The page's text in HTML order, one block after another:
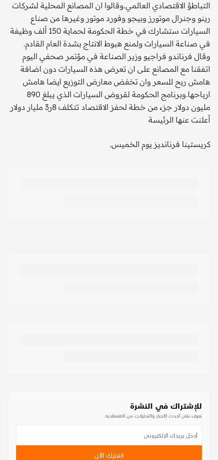
التباطؤ الاقتصادي العالمي.وقالوا ان المصانع المحلية لشركات
رينو وجنرال موتورز وبيجو وفورد موتور وغيرها من صناع
السيارات ستشارك في خطة الحكومة لحماية 150 ألف وظيفة
في صناعة السيارات ولمنع هبوط الانتاج بشدة العام القادم.
وقال فرناندو فراجيو وزير الصناعة في مؤتمر صحفي اليوم
اتفقنا مع المصانع على ان تعرض هذه السيارات دون اضافة
هامش ربح للسعر وان تخفض معارض التوزيع ايضا هامش
ارباحها.وبرنامج الحكومة لقروض السيارات الذي يبلغ 890
مليون دولار جزء من خطة لحفز الاقتصاد تتكلف 8ر3 مليار دولار
أعلنت عنها الرئيسة
كريستينا فرنانديز يوم الخميس.
للإشتراك في النشرة
تعرف على أحدث الأخبار والتحليلات من الاقتصادية
اشترك الآن